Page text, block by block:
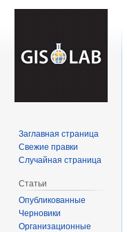
Заглавная страница
Свежие правки
Случайная страница
Статьи
Опубликованные
Черновики
Организационные